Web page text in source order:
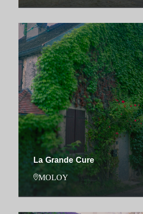
La Grande Cure
MOLOY